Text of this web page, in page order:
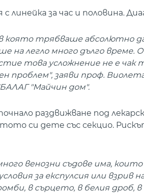
за час и половина.
която трябваше абсолютно да
на легло много дълго време.
това усложнение не е чак
проблем", заяви проф.
"Майчин дом".
раздвижване под
си дете със секцио.
венозни съдове има,
за експулсия или взрив
в сърцето, в белия дроб,